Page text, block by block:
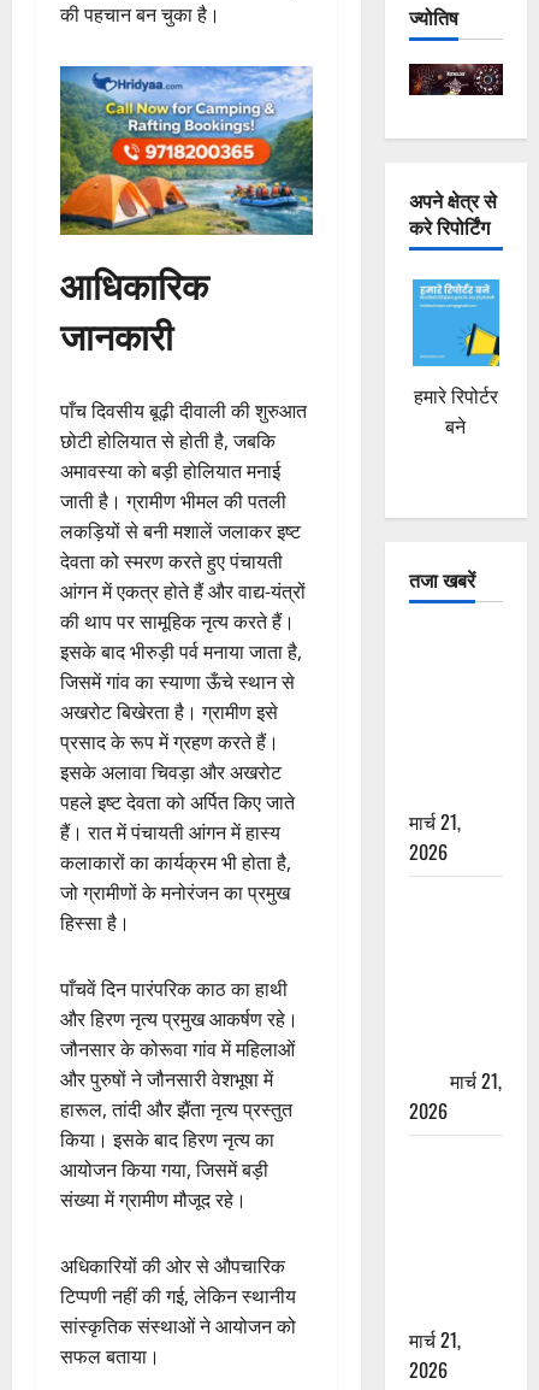
की पहचान बन चुका है।
आधिकारिक
जानकारी
पाँच दिवसीय बूढ़ी दीवाली की शुरुआत
छोटी होलियात से होती है, जबकि
अमावस्या को बड़ी होलियात मनाई
जाती है। ग्रामीण भीमल की पतली
लकड़ियों से बनी मशालें जलाकर इष्ट
देवता को स्मरण करते हुए पंचायती
आंगन में एकत्र होते हैं और वाद्य-यंत्रों
की थाप पर सामूहिक नृत्य करते हैं।
इसके बाद भीरुड़ी पर्व मनाया जाता है,
जिसमें गांव का स्याणा ऊँचे स्थान से
अखरोट बिखेरता है। ग्रामीण इसे
प्रसाद के रूप में ग्रहण करते हैं।
इसके अलावा चिवड़ा और अखरोट
पहले इष्ट देवता को अर्पित किए जाते
हैं। रात में पंचायती आंगन में हास्य
कलाकारों का कार्यक्रम भी होता है,
जो ग्रामीणों के मनोरंजन का प्रमुख
हिस्सा है।
पाँचवें दिन पारंपरिक काठ का हाथी
और हिरण नृत्य प्रमुख आकर्षण रहे।
जौनसार के कोरूवा गांव में महिलाओं
और पुरुषों ने जौनसारी वेशभूषा में
हारूल, तांदी और झैंता नृत्य प्रस्तुत
किया। इसके बाद हिरण नृत्य का
आयोजन किया गया, जिसमें बड़ी
संख्या में ग्रामीण मौजूद रहे।
अधिकारियों की ओर से औपचारिक
टिप्पणी नहीं की गई, लेकिन स्थानीय
सांस्कृतिक संस्थाओं ने आयोजन को
सफल बताया।
ज्योतिष
अपने क्षेत्र से
करे रिपोर्टिंग
हमारे रिपोर्टर
बने
तजा खबरें
मार्च 21,
2026
मार्च 21,
2026
मार्च 21,
2026